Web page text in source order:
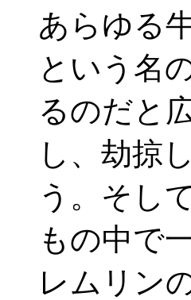
あらゆる
という名
るのだと
し、劫掠
う。そし
もの中で
レムリン